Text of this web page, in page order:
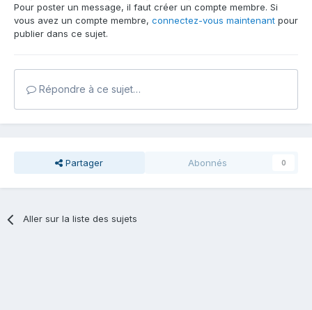
Pour poster un message, il faut créer un compte membre. Si
vous avez un compte membre, connectez-vous maintenant pour
publier dans ce sujet.
Répondre à ce sujet…
Partager Abonnés 0
Aller sur la liste des sujets